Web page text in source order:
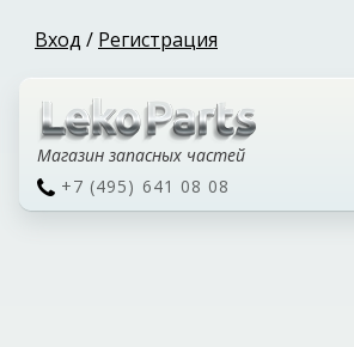
Вход / Регистрация
Магазин запасных частей
+7 (495) 641 08 08